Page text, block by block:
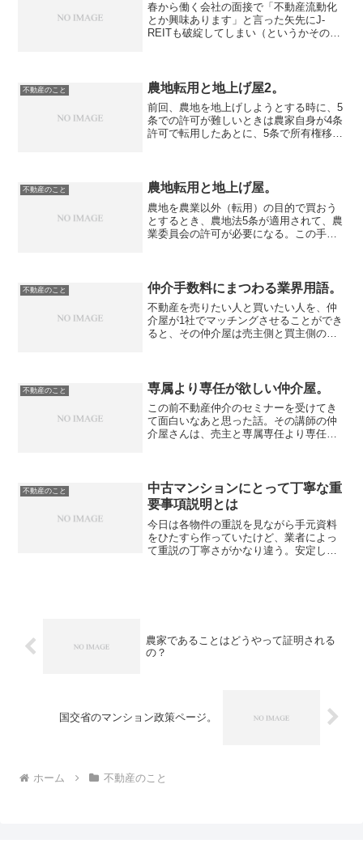
春から働く会社の面接で「不動産流動化
とか興味あります」と言った矢先にJ-
REITも破綻してしまい（というかその頃
機おぼえがきによって、よ...
不動産のこと 農地転用と地上げ屋2。
前回、農地を地上げしようとする時に、5
条での許可が難しいときは農家自身が4条
許可で転用したあとに、5条で所有権移転
転する方法は、とに...
不動産のこと 農地転用と地上げ屋。
農地を農業以外（転用）の目的で買おう
とするとき、農地法5条が適用されて、農
業委員会の許可が必要になる。この手続
根底にあるため、転用...
不動産のこと 仲介手数料にまつわる業界用語。
不動産を売りたい人と買いたい人を、仲
介屋が1社でマッチングさせることができ
ると、その仲介屋は売主側と買主側の両
使って別の仲介屋が買主を...
不動産のこと 専属より専任が欲しい仲介屋。
この前不動産仲介のセミナーを受けてき
て面白いなあと思った話。その講師の仲
介屋さんは、売主と専属専任より専任で
あるのに対し、専属なら売...
不動産のこと
中古マンションにとって丁寧な重
要事項説明とは
今日は各物件の重説を見ながら手元資料
をひたすら作っていたけど、業者によっ
て重説の丁寧さがかなり違う。安定して
農家であることはどうやって証明される
の？
国交省のマンション政策ページ。
ホーム 不動産のこと